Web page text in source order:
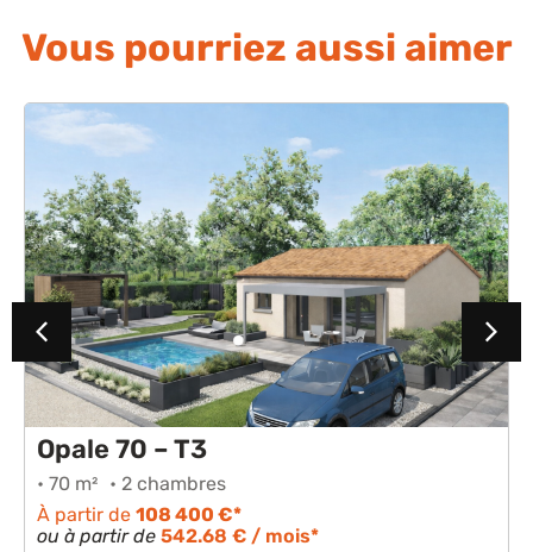
Vous pourriez aussi aimer
Opale 70 – T3
• 70 m² • 2 chambres
À partir de 108 400 €*
ou à partir de 542.68 € / mois*